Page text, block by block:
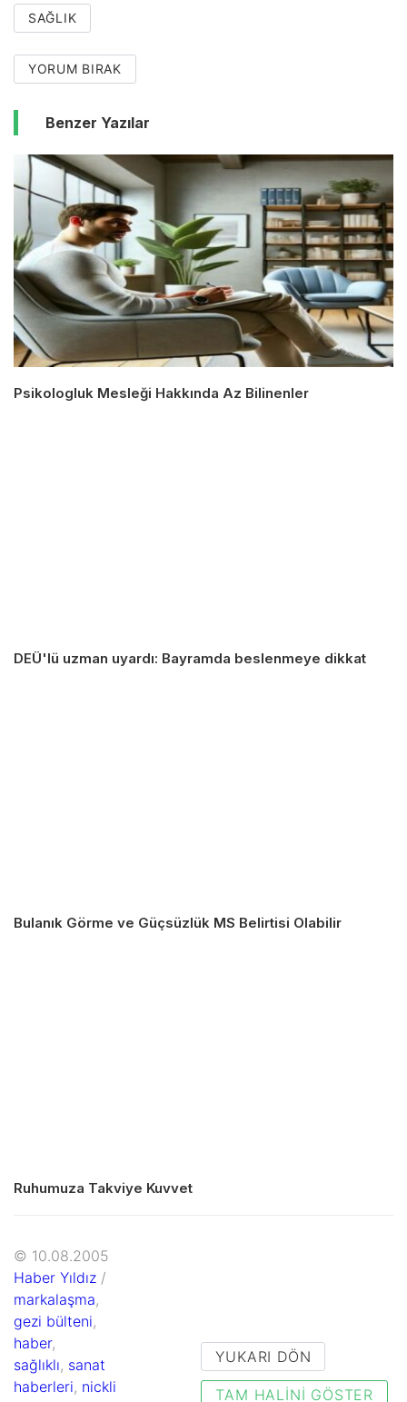
SAĞLIK
YORUM BIRAK
Benzer Yazılar
Psikologluk Mesleği Hakkında Az Bilinenler
DEÜ'lü uzman uyardı: Bayramda beslenmeye dikkat
Bulanık Görme ve Güçsüzlük MS Belirtisi Olabilir
Ruhumuza Takviye Kuvvet
© 10.08.2005
Haber Yıldız /
markalaşma,
gezi bülteni,
haber,
sağlıklı, sanat
haberleri, nickli
YUKARI DÖN
TAM HALINI GÖSTER